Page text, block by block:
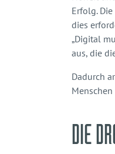
Erfolg.
dies
„Digital
aus, die
Dadurch
DIE